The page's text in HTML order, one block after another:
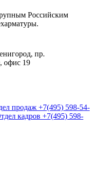
Российским
пр.
офис 19
продаж +7(495) 598-54-
кадров +7(495) 598-